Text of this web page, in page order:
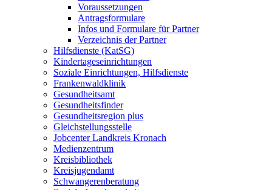
Voraussetzungen
Antragsformulare
Infos und Formulare für Partner
Verzeichnis der Partner
Hilfsdienste (KatSG)
Kindertageseinrichtungen
Soziale Einrichtungen, Hilfsdienste
Frankenwaldklinik
Gesundheitsamt
Gesundheitsfinder
Gesundheitsregion plus
Gleichstellungsstelle
Jobcenter Landkreis Kronach
Medienzentrum
Kreisbibliothek
Kreisjugendamt
Schwangerenberatung